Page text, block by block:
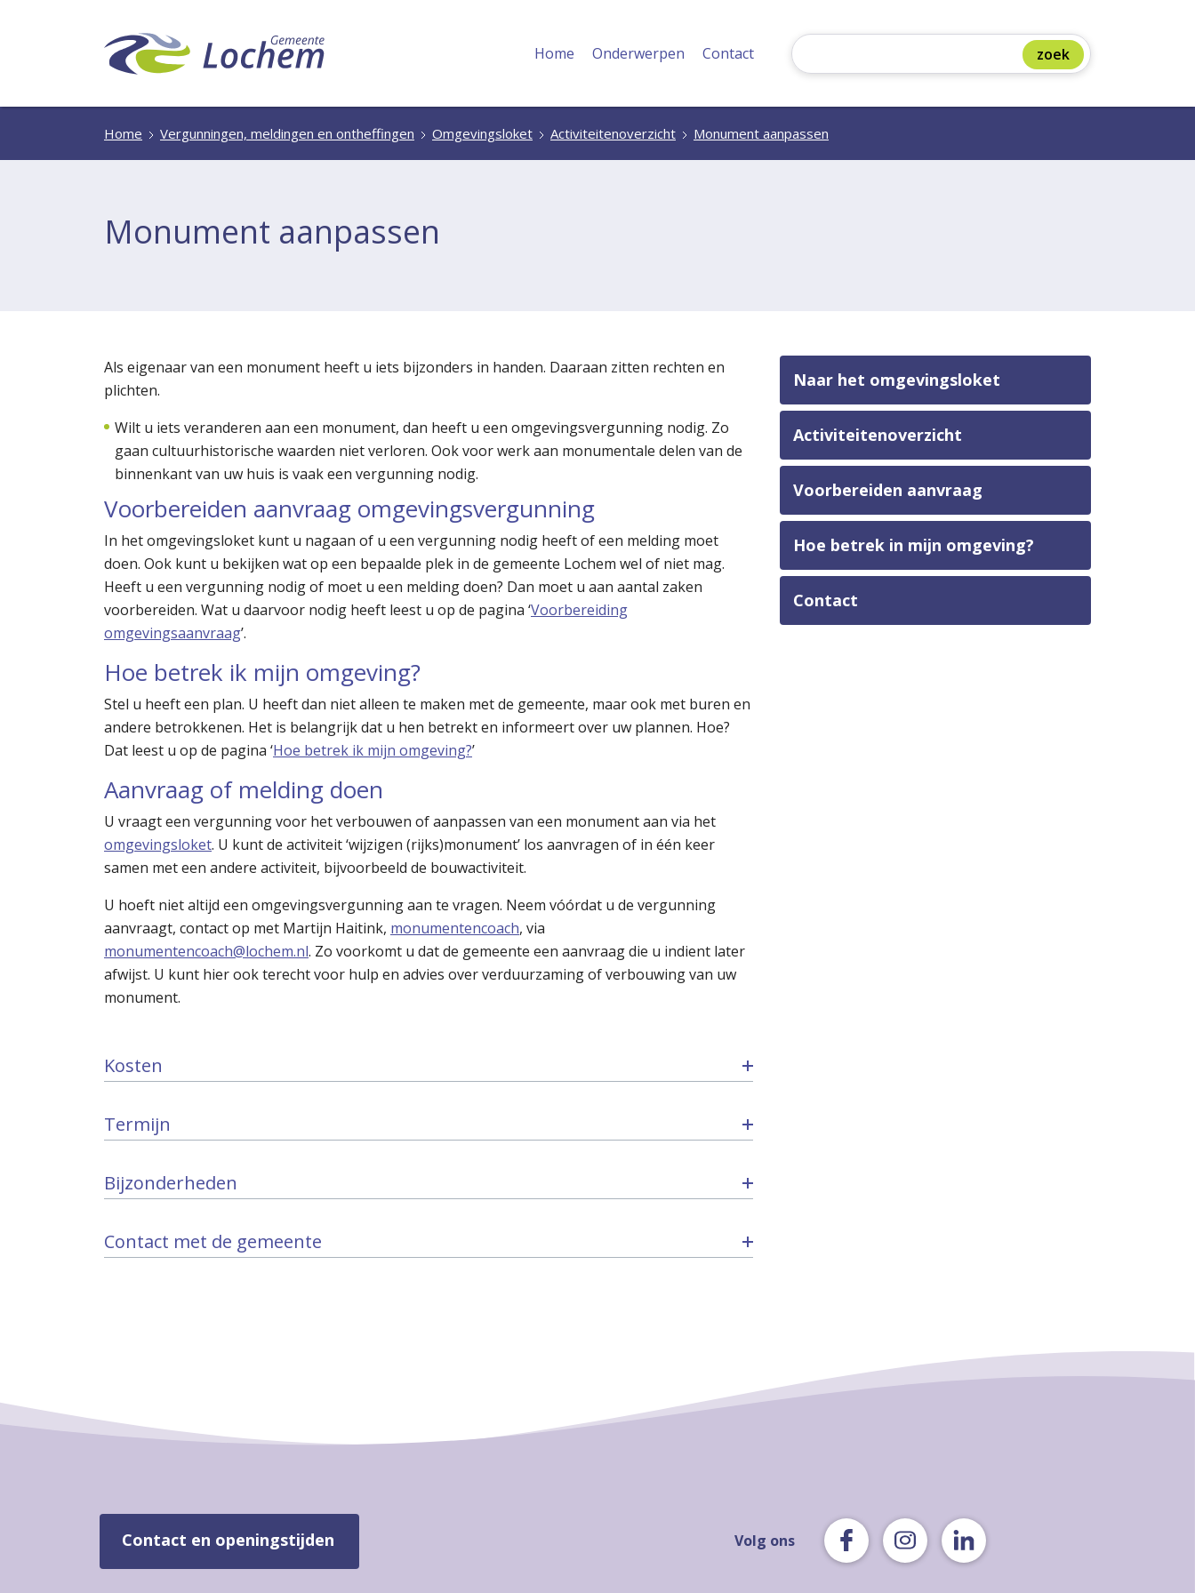
Home Onderwerpen Contact
Home Vergunningen, meldingen en ontheffingen Omgevingsloket Activiteitenoverzicht Monument aanpassen
Monument aanpassen
Als eigenaar van een monument heeft u iets bijzonders in handen. Daaraan zitten rechten en
plichten.
Wilt u iets veranderen aan een monument, dan heeft u een omgevingsvergunning nodig. Zo
gaan cultuurhistorische waarden niet verloren. Ook voor werk aan monumentale delen van de
binnenkant van uw huis is vaak een vergunning nodig.
Voorbereiden aanvraag omgevingsvergunning
In het omgevingsloket kunt u nagaan of u een vergunning nodig heeft of een melding moet
doen. Ook kunt u bekijken wat op een bepaalde plek in de gemeente Lochem wel of niet mag.
Heeft u een vergunning nodig of moet u een melding doen? Dan moet u aan aantal zaken
voorbereiden. Wat u daarvoor nodig heeft leest u op de pagina ‘Voorbereiding
omgevingsaanvraag’.
Hoe betrek ik mijn omgeving?
Stel u heeft een plan. U heeft dan niet alleen te maken met de gemeente, maar ook met buren en
andere betrokkenen. Het is belangrijk dat u hen betrekt en informeert over uw plannen. Hoe?
Dat leest u op de pagina ‘Hoe betrek ik mijn omgeving?’
Aanvraag of melding doen
U vraagt een vergunning voor het verbouwen of aanpassen van een monument aan via het
omgevingsloket. U kunt de activiteit ‘wijzigen (rijks)monument’ los aanvragen of in één keer
samen met een andere activiteit, bijvoorbeeld de bouwactiviteit.
U hoeft niet altijd een omgevingsvergunning aan te vragen. Neem vóórdat u de vergunning
aanvraagt, contact op met Martijn Haitink, monumentencoach, via
monumentencoach@lochem.nl. Zo voorkomt u dat de gemeente een aanvraag die u indient later
afwijst. U kunt hier ook terecht voor hulp en advies over verduurzaming of verbouwing van uw
monument.
Kosten
Termijn
Bijzonderheden
Contact met de gemeente
Naar het omgevingsloket
Activiteitenoverzicht
Voorbereiden aanvraag
Hoe betrek in mijn omgeving?
Contact
Contact en openingstijden Volg ons